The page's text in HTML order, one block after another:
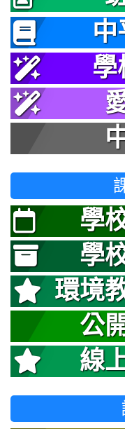
中
學
學
學
環境
公
線